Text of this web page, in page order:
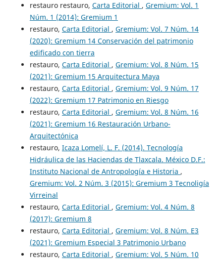
restauro restauro, Carta Editorial , Gremium: Vol. 1
Núm. 1 (2014): Gremium 1
restauro, Carta Editorial , Gremium: Vol. 7 Núm. 14
(2020): Gremium 14 Conservación del patrimonio
edificado con tierra
restauro, Carta Editorial , Gremium: Vol. 8 Núm. 15
(2021): Gremium 15 Arquitectura Maya
restauro, Carta Editorial , Gremium: Vol. 9 Núm. 17
(2022): Gremium 17 Patrimonio en Riesgo
restauro, Carta Editorial , Gremium: Vol. 8 Núm. 16
(2021): Gremium 16 Restauración Urbano-
Arquitectónica
restauro, Icaza Lomelí, L. F. (2014). Tecnología
Hidráulica de las Haciendas de Tlaxcala. México D.F.:
Instituto Nacional de Antropología e Historia ,
Gremium: Vol. 2 Núm. 3 (2015): Gremium 3 Tecnoligía
Virreinal
restauro, Carta Editorial , Gremium: Vol. 4 Núm. 8
(2017): Gremium 8
restauro, Carta Editorial , Gremium: Vol. 8 Núm. E3
(2021): Gremium Especial 3 Patrimonio Urbano
restauro, Carta Editorial , Gremium: Vol. 5 Núm. 10